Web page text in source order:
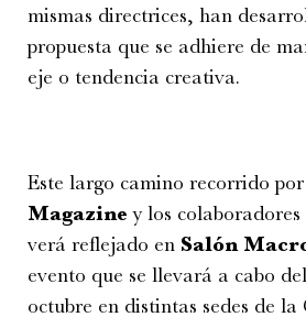
mismas directrices, han
propuesta que se adhiere de
eje o tendencia creativa.
Este largo camino recorrido por
Magazine y los colaboradores
verá reflejado en Salón
evento que se llevará a cabo
octubre en distintas sedes de